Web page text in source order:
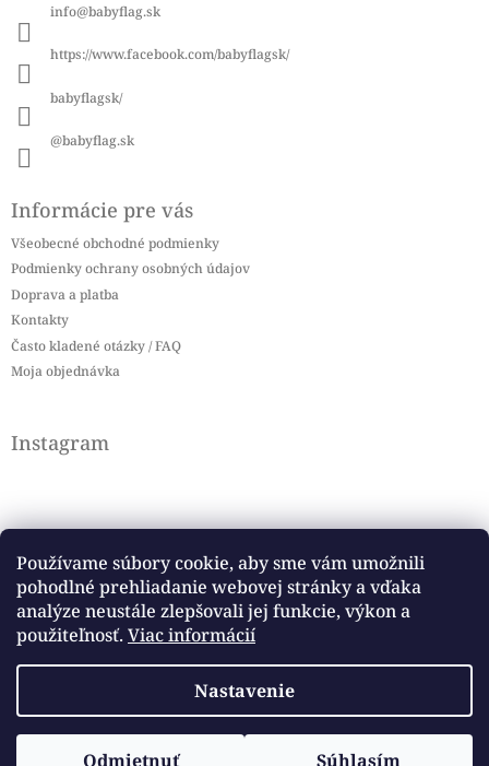
Používame súbory cookie, aby sme vám umožnili
pohodlné prehliadanie webovej stránky a vďaka
analýze neustále zlepšovali jej funkcie, výkon a
použiteľnosť. Viac informácií
Nastavenie
Odmietnuť Súhlasím
info@babyflag.sk
https://www.facebook.com/babyflagsk/
babyflagsk/
@babyflag.sk
Informácie pre vás
Všeobecné obchodné podmienky
Podmienky ochrany osobných údajov
Doprava a platba
Kontakty
Často kladené otázky / FAQ
Moja objednávka
Instagram
Sledovať na Instagrame
Facebook
Vytvoril ShoptetCopyright 2026 . Všetky práva vyhradené.